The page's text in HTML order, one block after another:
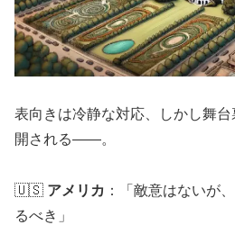
表向きは冷静な対応、しかし舞
開される――。
🇺🇸 アメリカ ：「敵意はないが
るべき」